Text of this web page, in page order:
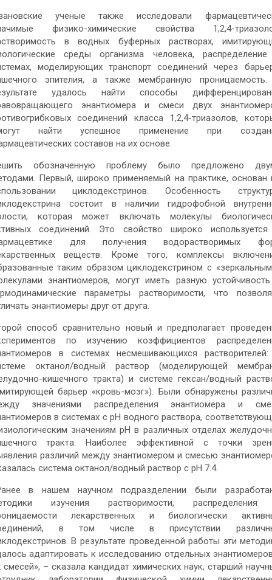
ученые также исследовали
физико-химические свойства 1,2,4-
в водных буферных растворах,
среды организма человека,
моделирующих транспорт соединений через
эпителия, а также мембранную
удалось найти способы
энантиомера и смеси двух
соединений класса 1,2,4-триазолов,
найти успешное применение при
составов на их основе.
обозначенную проблему было предложено
Первый, широко применяемый на практике, основан
циклодекстринов. Особенность
состоит в наличии гидрофобной
которая может включать молекулы
соединений. Это свойство широко
для получения водорастворимых
веществ. Кроме того, комплексы
таким образом циклодекстрином с
энантиомеров, могут иметь разную
параметры растворимости, что
энантиомеры друг от друга.
способ сравнительно новый и предполагает
по изучению коэффициентов
в системах несмешивающихся
октанол/водный раствор (моделирующей
кишечного тракта) и системе гексан/водный
барьер «кровь-мозг»). Были обнаружены
значениями распределения энантиомера и
в системах с pH водного раствора,
значениям pH в различных отделах
тракта. Наиболее эффективной с точки
различий между энантиомером и смесью
система октанол/водный раствор с pH 7.4.
в нашем научном подразделении были
изучения растворимости,
лекарственных и биологически
в том числе в присутствии
В результате проведенной работы эти
адаптировать к исследованию отдельных
смесей», – сказала кандидат химических наук, старший